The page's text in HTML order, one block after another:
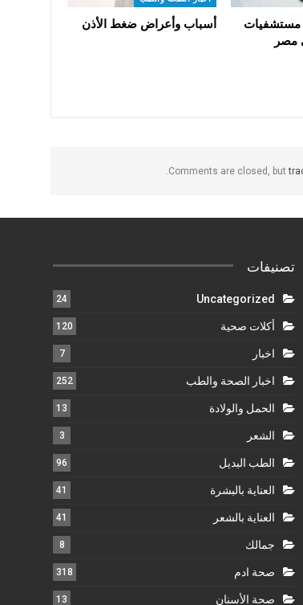
مستشفيات
مصر
أسباب وأعراض ضغط الأذن
Comments are closed, but
تصنيفات
Uncategorized
24
أكلات صحية 120
اخبار 7
اخبار الصحة والطب 252
الحمل والولادة 13
الشعر 3
الطب البديل 96
العناية بالبشرة 41
العناية بالشعر 41
جمالك 8
صحة ادم 318
صحة الأسنان 13